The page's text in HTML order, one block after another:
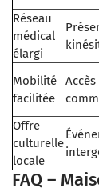
Réseau
médical
élargi
Mobilité
facilitée
Offre
culturelle
locale
FAQ –